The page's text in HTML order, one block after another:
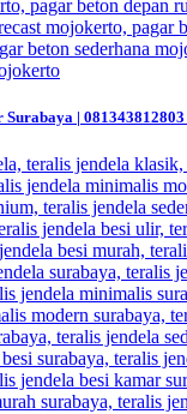
Surabaya |